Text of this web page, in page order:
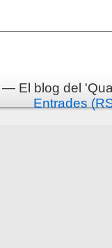
— El blog del
Entrades